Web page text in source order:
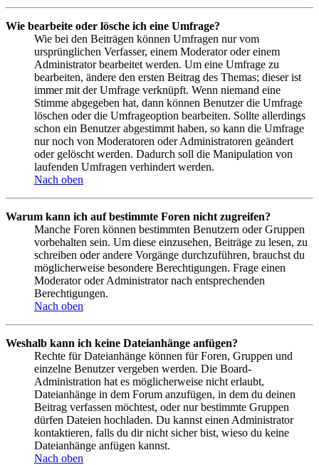
Wie bearbeite oder lösche ich eine Umfrage?
Wie bei den Beiträgen können Umfragen nur vom
ursprünglichen Verfasser, einem Moderator oder einem
Administrator bearbeitet werden. Um eine Umfrage zu
bearbeiten, ändere den ersten Beitrag des Themas; dieser ist
immer mit der Umfrage verknüpft. Wenn niemand eine
Stimme abgegeben hat, dann können Benutzer die Umfrage
löschen oder die Umfrageoption bearbeiten. Sollte allerdings
schon ein Benutzer abgestimmt haben, so kann die Umfrage
nur noch von Moderatoren oder Administratoren geändert
oder gelöscht werden. Dadurch soll die Manipulation von
laufenden Umfragen verhindert werden.
Nach oben
Warum kann ich auf bestimmte Foren nicht zugreifen?
Manche Foren können bestimmten Benutzern oder Gruppen
vorbehalten sein. Um diese einzusehen, Beiträge zu lesen, zu
schreiben oder andere Vorgänge durchzuführen, brauchst du
möglicherweise besondere Berechtigungen. Frage einen
Moderator oder Administrator nach entsprechenden
Berechtigungen.
Nach oben
Weshalb kann ich keine Dateianhänge anfügen?
Rechte für Dateianhänge können für Foren, Gruppen und
einzelne Benutzer vergeben werden. Die Board-
Administration hat es möglicherweise nicht erlaubt,
Dateianhänge in dem Forum anzufügen, in dem du deinen
Beitrag verfassen möchtest, oder nur bestimmte Gruppen
dürfen Dateien hochladen. Du kannst einen Administrator
kontaktieren, falls du dir nicht sicher bist, wieso du keine
Dateianhänge anfügen kannst.
Nach oben